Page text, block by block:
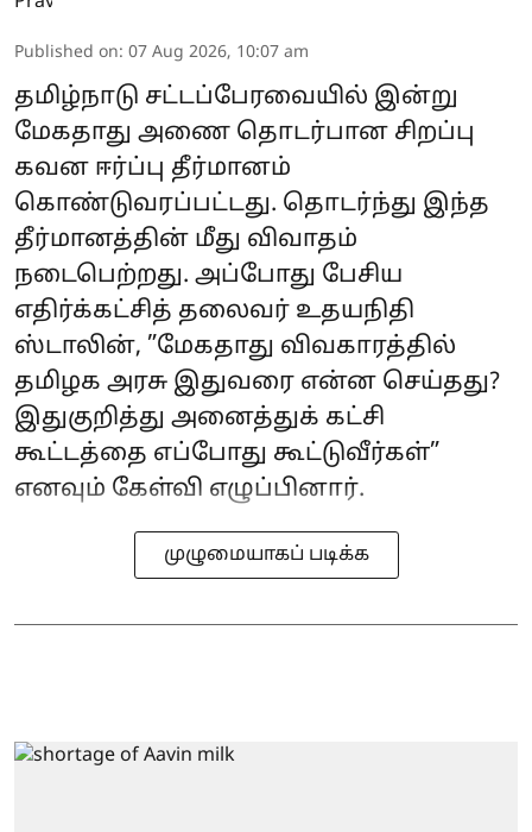
Published on: 07 Aug 2026, 10:07 am
தமிழ்நாடு சட்டப்பேரவையில் இன்று
மேகதாது அணை தொடர்பான சிறப்பு
கவன ஈர்ப்பு தீர்மானம்
கொண்டுவரப்பட்டது. தொடர்ந்து இந்த
தீர்மானத்தின் மீது விவாதம்
நடைபெற்றது. அப்போது பேசிய
எதிர்க்கட்சித் தலைவர் உதயநிதி
ஸ்டாலின், ”மேகதாது விவகாரத்தில்
தமிழக அரசு இதுவரை என்ன செய்தது?
இதுகுறித்து அனைத்துக் கட்சி
கூட்டத்தை எப்போது கூட்டுவீர்கள்”
எனவும் கேள்வி எழுப்பினார்.
முழுமையாகப் படிக்க